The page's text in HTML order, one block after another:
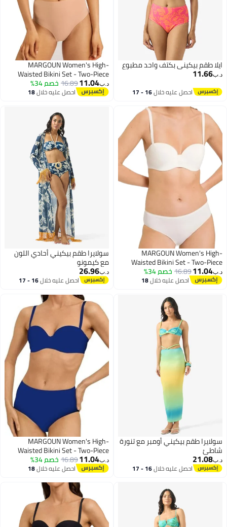
ايلا طقم بيكيني بكتف واحد مطبوع
د.ب‏11.66
احصل عليه خلال 16 - 17
4
MARGOUN Women's High-
Waisted Bikini Set - Two-Piece
Swimsuit for Women Beachwear
VS-8806
د.ب‏11.04
16.89خصم 34%
احصل عليه خلال18
4
MARGOUN Women's High-
Waisted Bikini Set - Two-Piece
Swimsuit for Women Beachwear
VS-8806
د.ب‏11.04
16.89خصم 34%
احصل عليه خلال18
سولايرا طقم بيكيني أحادي اللون
مع كيمونو
د.ب‏26.96
احصل عليه خلال 16 - 17
سولايرا طقم بيكيني أومبر مع تنورة
شاطئ
د.ب‏21.08
احصل عليه خلال 16 - 17
4
MARGOUN Women's High-
Waisted Bikini Set - Two-Piece
Swimsuit for Women Beachwear
VS-8806
د.ب‏11.04
16.89خصم 34%
احصل عليه خلال18